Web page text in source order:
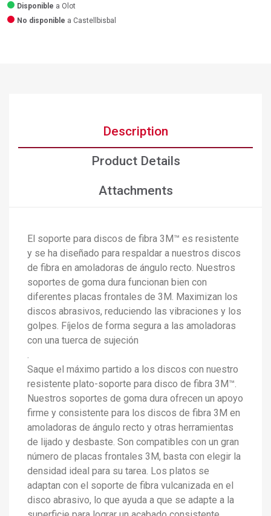
Disponible a Olot
No disponible a Castellbisbal
Description
Product Details
Attachments
El soporte para discos de fibra 3M™ es resistente
y se ha diseñado para respaldar a nuestros discos
de fibra en amoladoras de ángulo recto. Nuestros
soportes de goma dura funcionan bien con
diferentes placas frontales de 3M. Maximizan los
discos abrasivos, reduciendo las vibraciones y los
golpes. Fíjelos de forma segura a las amoladoras
con una tuerca de sujeción
.
Saque el máximo partido a los discos con nuestro
resistente plato-soporte para disco de fibra 3M™.
Nuestros soportes de goma dura ofrecen un apoyo
firme y consistente para los discos de fibra 3M en
amoladoras de ángulo recto y otras herramientas
de lijado y desbaste. Son compatibles con un gran
número de placas frontales 3M, basta con elegir la
densidad ideal para su tarea. Los platos se
adaptan con el soporte de fibra vulcanizada en el
disco abrasivo, lo que ayuda a que se adapte a la